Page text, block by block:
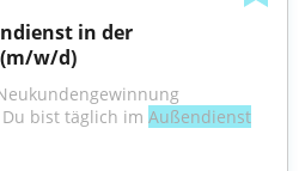
in der
w/d)
bist täglich im Außendienst